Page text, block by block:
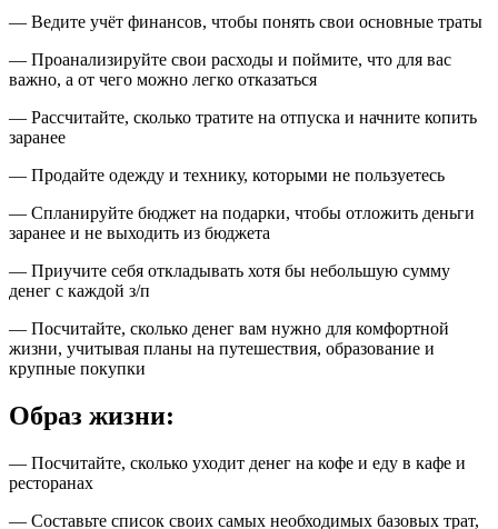
— Ведите учёт финансов, чтобы понять свои основные траты
— Проанализируйте свои расходы и поймите, что для вас
важно, а от чего можно легко отказаться
— Рассчитайте, сколько тратите на отпуска и начните копить
заранее
— Продайте одежду и технику, которыми не пользуетесь
— Спланируйте бюджет на подарки, чтобы отложить деньги
заранее и не выходить из бюджета
— Приучите себя откладывать хотя бы небольшую сумму
денег с каждой з/п
— Посчитайте, сколько денег вам нужно для комфортной
жизни, учитывая планы на путешествия, образование и
крупные покупки
Образ жизни:
— Посчитайте, сколько уходит денег на кофе и еду в кафе и
ресторанах
— Составьте список своих самых необходимых базовых трат,